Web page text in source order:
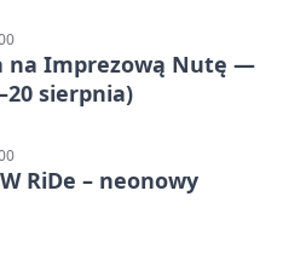
na Imprezową Nutę —
sierpnia)
RiDe – neonowy